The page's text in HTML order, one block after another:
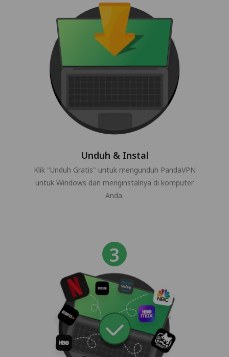
Unduh & Instal
Klik "Unduh Gratis" untuk mengunduh PandaVPN
untuk Windows dan menginstalnya di komputer
Anda.